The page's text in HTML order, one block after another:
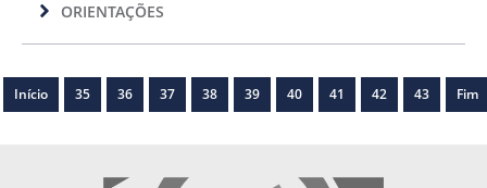
ORIENTAÇÕES
Início 35 36 37 38 39 40 41 42 43 Fim